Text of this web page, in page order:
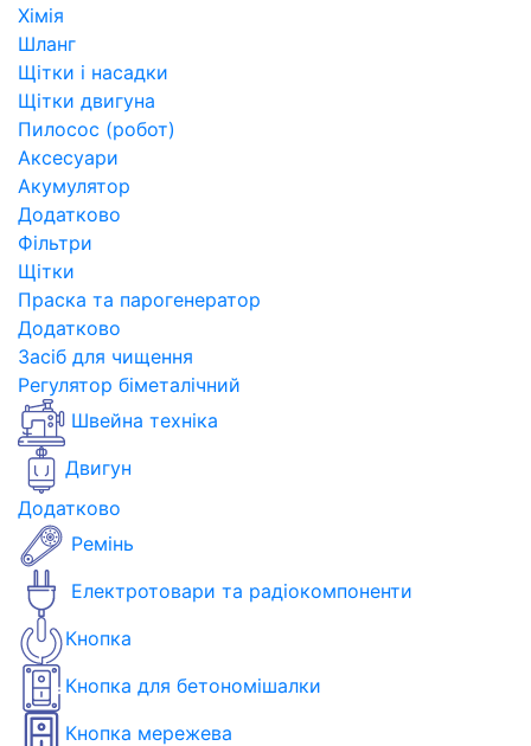
Хімія
Шланг
Щітки і насадки
Щітки двигуна
Пилосос (робот)
Аксесуари
Акумулятор
Додатково
Фільтри
Щітки
Праска та парогенератор
Додатково
Засіб для чищення
Регулятор біметалічний
Швейна техніка
Двигун
Додатково
Ремінь
Електротовари та радіокомпоненти
Кнопка
Кнопка для бетономішалки
Кнопка мережева